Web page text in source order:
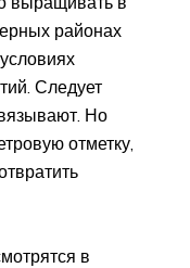
районах
Следует
Но
отметку,
в